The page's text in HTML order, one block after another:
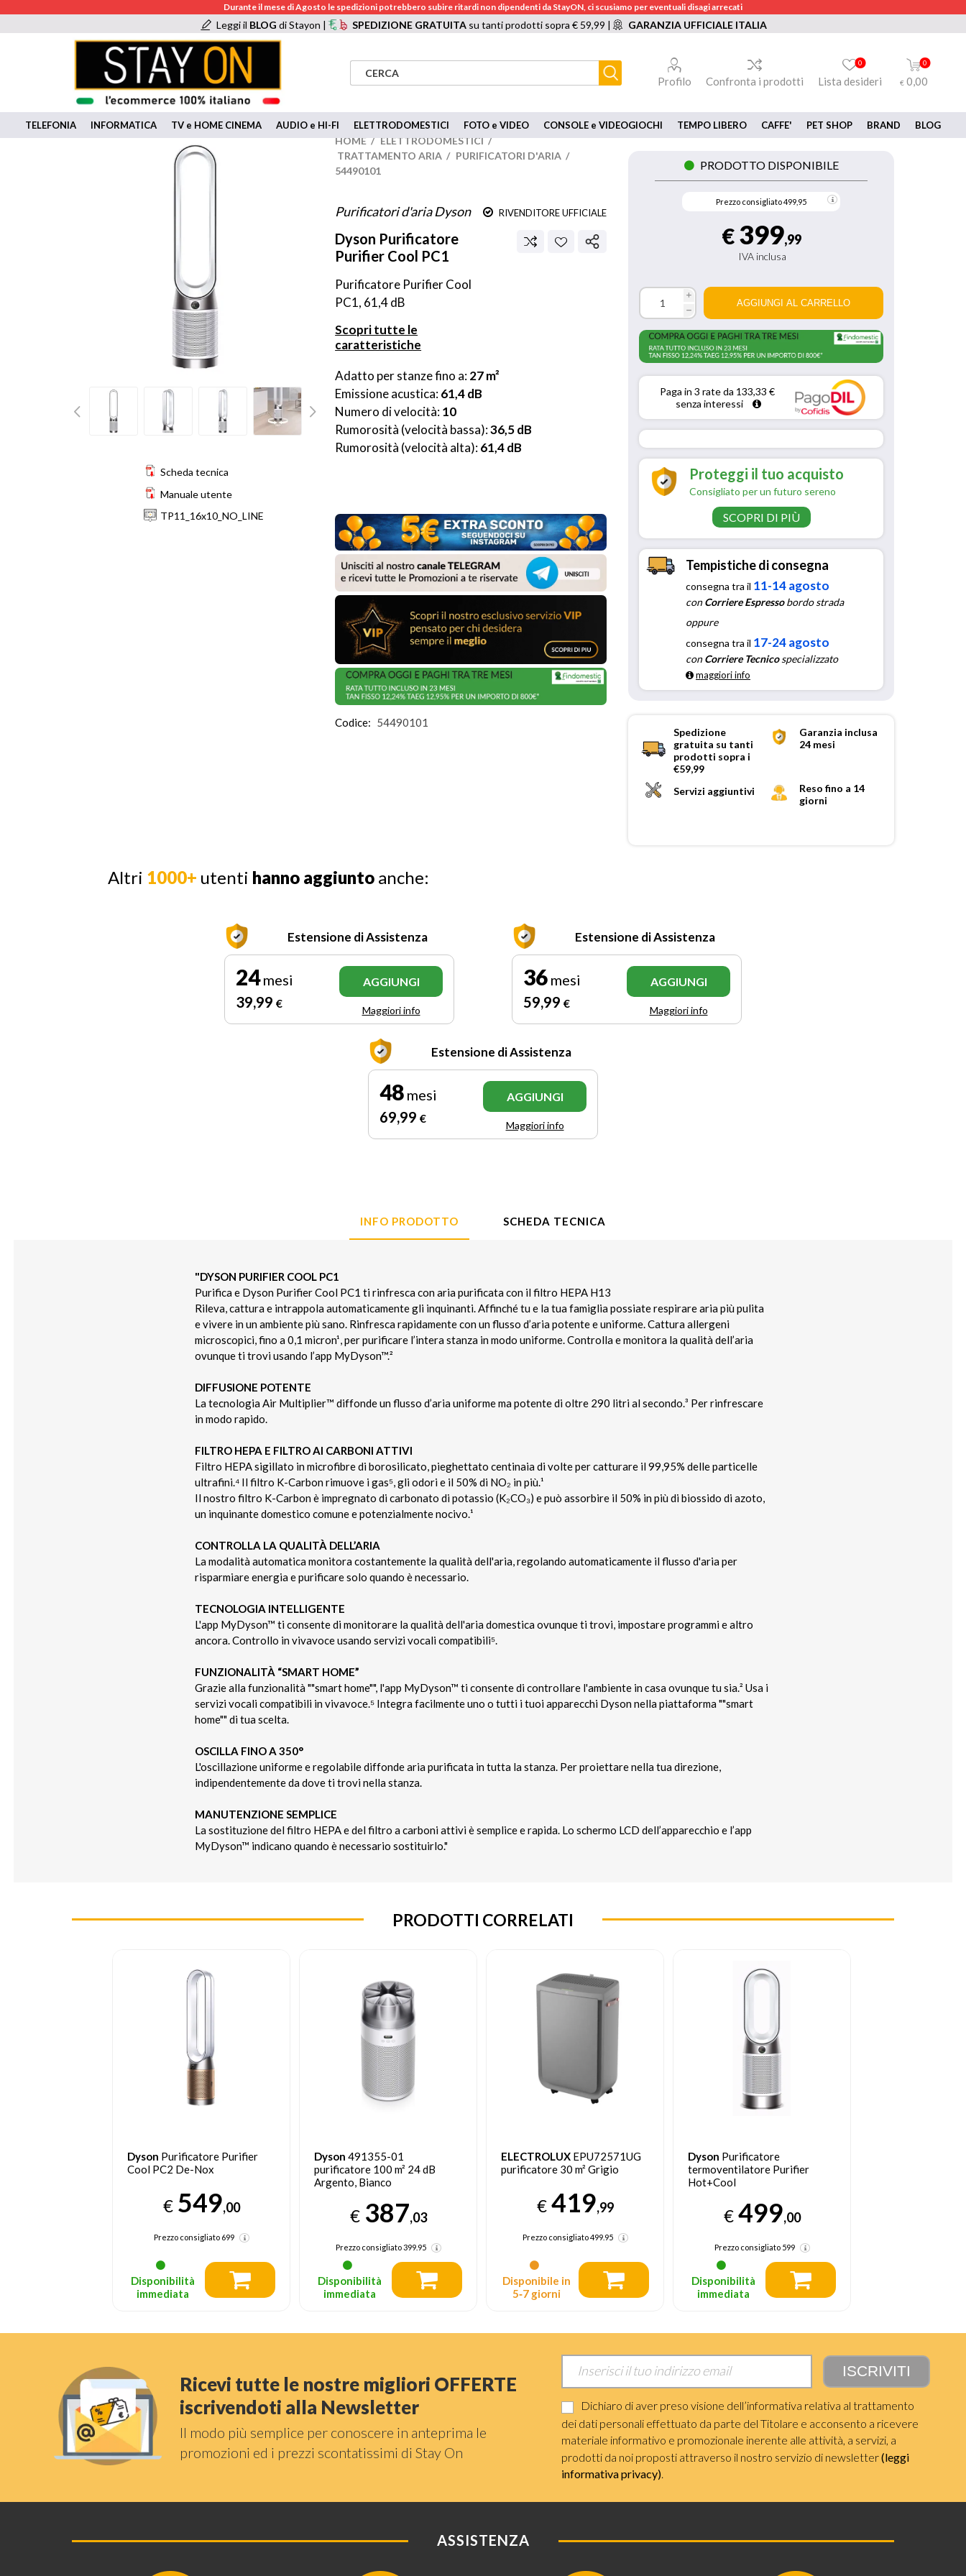
Durante il mese di Agosto le spedizioni potrebbero subire ritardi non dipendenti da StayON, ci scusiamo per eventuali disagi arrecati
Leggi il BLOGdi Stayon | SPEDIZIONE GRATUITAsu tanti prodotti sopra € 59,99 | GARANZIA UFFICIALE ITALIA
Profilo Confronta i prodotti Lista desideri
0 0
€ 0,00
TELEFONIA INFORMATICA TV e HOME CINEMA AUDIO e HI-FI ELETTRODOMESTICI FOTO e VIDEO CONSOLE e VIDEOGIOCHI TEMPO LIBERO CAFFE' PET SHOP BRAND BLOG
Scheda tecnica
Manuale utente
TP11_16x10_NO_LINE
HOME / ELETTRODOMESTICI /
TRATTAMENTO ARIA / PURIFICATORI D'ARIA /
54490101
Purificatori d'aria Dyson RIVENDITORE UFFICIALE
Dyson Purificatore
Purifier Cool PC1
Purificatore Purifier Cool
PC1, 61,4 dB
Scopri tutte le
caratteristiche
Adatto per stanze fino a: 27 m²
Emissione acustica: 61,4 dB
Numero di velocità: 10
Rumorosità (velocità bassa): 36,5 dB
Rumorosità (velocità alta): 61,4 dB
Codice: 54490101
PRODOTTO DISPONIBILE
Prezzo consigliato499,95
€ 399,99
IVA inclusa
i
h
Paga in 3 rate da 133,33 €
senza interessi
Proteggi il tuo acquisto
Consigliato per un futuro sereno
SCOPRI DI PIÙ
Tempistiche di consegna
consegna tra il 11-14 agosto
conCorriere Espressobordo strada
oppure
consegna tra il 17-24 agosto
conCorriere Tecnicospecializzato
maggiori info
Spedizione
gratuita su tanti
prodotti sopra i
€59,99
Garanzia inclusa
24 mesi
Servizi aggiuntivi
Reso fino a 14
giorni
Altri 1000+ utenti hanno aggiunto anche:
Estensione di Assistenza
24mesi
39,99 €
AGGIUNGI
Maggiori info
Estensione di Assistenza
36 mesi
59,99 €
AGGIUNGI
Maggiori info
Estensione di Assistenza
48 mesi
69,99 €
AGGIUNGI
Maggiori info
INFO PRODOTTO SCHEDA TECNICA
"DYSON PURIFIER COOL PC1
Purifica e Dyson Purifier Cool PC1 ti rinfresca con aria purificata con il filtro HEPA H13
Rileva, cattura e intrappola automaticamente gli inquinanti. Affinché tu e la tua famiglia possiate respirare aria più pulita
e vivere in un ambiente più sano. Rinfresca rapidamente con un flusso d’aria potente e uniforme. Cattura allergeni
microscopici, fino a 0,1 micron¹, per purificare l’intera stanza in modo uniforme. Controlla e monitora la qualità dell’aria
ovunque ti trovi usando l’app MyDyson™.²
DIFFUSIONE POTENTE
La tecnologia Air Multiplier™ diffonde un flusso d’aria uniforme ma potente di oltre 290 litri al secondo.³ Per rinfrescare
in modo rapido.
FILTRO HEPA E FILTRO AI CARBONI ATTIVI
Filtro HEPA sigillato in microfibre di borosilicato, pieghettato centinaia di volte per catturare il 99,95% delle particelle
ultrafini.⁴ Il filtro K-Carbon rimuove i gas⁵, gli odori e il 50% di NO₂ in più.¹
Il nostro filtro K-Carbon è impregnato di carbonato di potassio (K₂CO₃) e può assorbire il 50% in più di biossido di azoto,
un inquinante domestico comune e potenzialmente nocivo.¹
CONTROLLA LA QUALITÀ DELL’ARIA
La modalità automatica monitora costantemente la qualità dell'aria, regolando automaticamente il flusso d'aria per
risparmiare energia e purificare solo quando è necessario.
TECNOLOGIA INTELLIGENTE
L'app MyDyson™ ti consente di monitorare la qualità dell'aria domestica ovunque ti trovi, impostare programmi e altro
ancora. Controllo in vivavoce usando servizi vocali compatibili⁵.
FUNZIONALITÀ “SMART HOME”
Grazie alla funzionalità ""smart home"", l'app MyDyson™ ti consente di controllare l'ambiente in casa ovunque tu sia.² Usa i
servizi vocali compatibili in vivavoce.⁵ Integra facilmente uno o tutti i tuoi apparecchi Dyson nella piattaforma ""smart
home"" di tua scelta.
OSCILLA FINO A 350°
L'oscillazione uniforme e regolabile diffonde aria purificata in tutta la stanza. Per proiettare nella tua direzione,
indipendentemente da dove ti trovi nella stanza.
MANUTENZIONE SEMPLICE
La sostituzione del filtro HEPA e del filtro a carboni attivi è semplice e rapida. Lo schermo LCD dell’apparecchio e l’app
MyDyson™ indicano quando è necessario sostituirlo."
PRODOTTI CORRELATI
Dyson Purificatore Purifier
Cool PC2 De-Nox
€ 549,00
Prezzo consigliato699
Disponibilità
immediata
Dyson 491355-01
purificatore 100 m² 24 dB
Argento, Bianco
€ 387,03
Prezzo consigliato399.95
Disponibilità
immediata
ELECTROLUX EPU72571UG
purificatore 30 m² Grigio
€ 419,99
Prezzo consigliato499.95
Disponibile in
5‑7 giorni
Dyson Purificatore
termoventilatore Purifier
Hot+Cool
€ 499,00
Prezzo consigliato599
Disponibilità
immediata
Ricevi tutte le nostre migliori OFFERTE
iscrivendoti alla Newsletter
Il modo più semplice per conoscere in anteprima le
promozioni ed i prezzi scontatissimi di Stay On
Dichiaro di aver preso visione dell’informativa relativa al trattamento
dei dati personali effettuato da parte del Titolare e acconsento a ricevere
materiale informativo e promozionale inerente alle attività, a servizi, a
prodotti da noi proposti attraverso il nostro servizio di newsletter(leggi
informativa privacy).
ASSISTENZA